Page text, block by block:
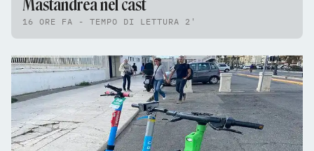
Mastandrea nel cast
16 ORE FA - TEMPO DI LETTURA 2'